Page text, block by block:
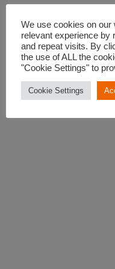
参加西班牙的学生
We use cookies on our
relevant experience by
and repeat visits. By
the use of ALL the
"Cookie Settings" to
Cookie Settings